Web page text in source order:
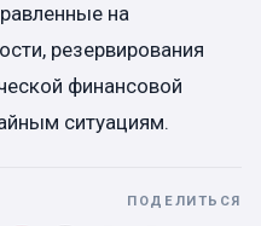
на
резервирования
финансовой
ситуациям.
ПОДЕЛИТЬСЯ